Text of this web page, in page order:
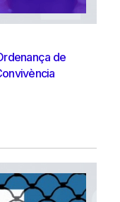
de